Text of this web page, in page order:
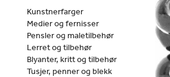
Kunstnerfarger
Medier og fernisser
Pensler og maletilbehør
Lerret og tilbehør
Blyanter, kritt og tilbehør
Tusjer, penner og blekk